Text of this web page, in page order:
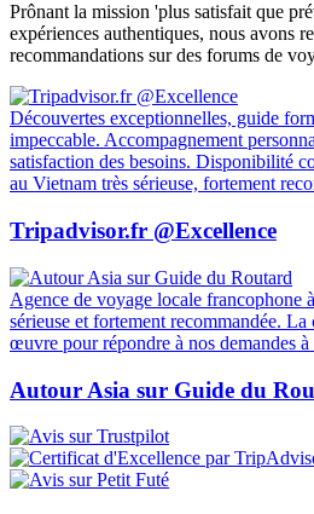
Prônant la mission 'plus satisfait que
expériences authentiques, nous avons
recommandations sur des forums de
Découvertes exceptionnelles, guide
impeccable. Accompagnement
satisfaction des besoins. Disponibilité
au Vietnam très sérieuse, fortement
Tripadvisor.fr @Excellence
Agence de voyage locale francophone
sérieuse et fortement recommandée.
œuvre pour répondre à nos demandes
Autour Asia sur Guide du